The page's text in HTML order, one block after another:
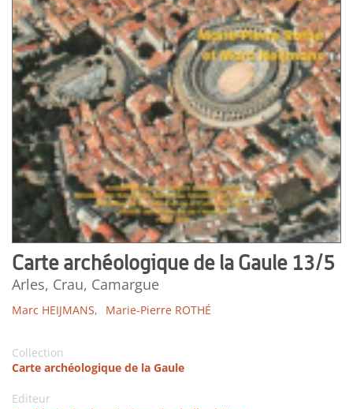
Carte archéologique de la Gaule 13/5
Arles, Crau, Camargue
Marc HEIJMANS, Marie-Pierre ROTHÉ
Collection
Carte archéologique de la Gaule
Editeur